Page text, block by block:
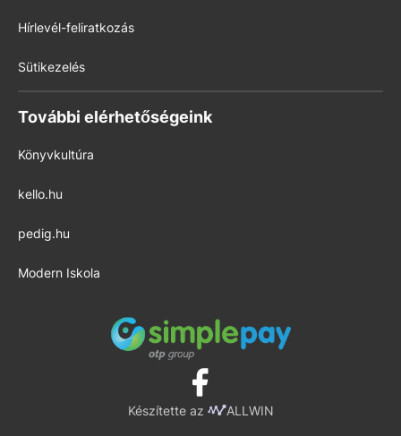
Hírlevél-feliratkozás
Sütikezelés
További elérhetőségeink
Könyvkultúra
kello.hu
pedig.hu
Modern Iskola
Készítette az ALLWIN